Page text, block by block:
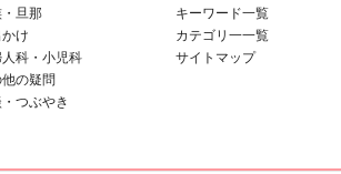
旦那
け
人科・小児科
の疑問
つぶやき
キーワード一覧
カテゴリ一一覧
サイトマップ